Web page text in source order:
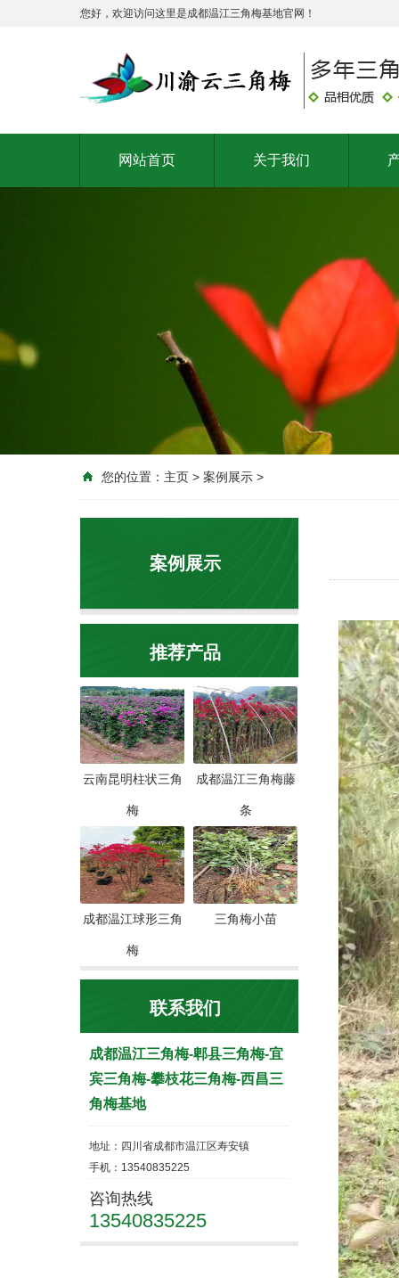
您好，欢迎访问这里是成都温江三角梅基地官网！
网站首页 关于我们
您的位置： 主页 > 案例展示 >
案例展示
推荐产品
云南昆明柱状三角
梅
成都温江三角梅藤
条
成都温江球形三角
梅
三角梅小苗
联系我们
成都温江三角梅-郫县三角梅-宜
宾三角梅-攀枝花三角梅-西昌三
角梅基地
地址：四川省成都市温江区寿安镇
手机：13540835225
咨询热线
13540835225